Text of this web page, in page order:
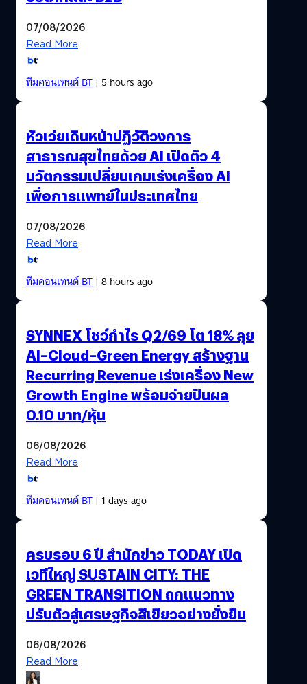
07/08/2026
Read More
ทีมคอนเทนต์ BT| 5 hours ago
หัวเว่ยเดินหน้าปฏิวัติวงการ
สาธารณสุขไทยด้วย AI เปิดตัว 4
นวัตกรรมเปลี่ยนเกมเร่งเครื่อง AI
เพื่อการแพทย์ในประเทศไทย
07/08/2026
Read More
ทีมคอนเทนต์ BT| 8 hours ago
SYNNEX โชว์กำไร Q2/69 โต 18% ลุย
AI–Cloud–Green Energy สร้างฐาน
Recurring Revenue เร่งเครื่อง New
Growth Engine พร้อมจ่ายปันผล
0.10 บาท/หุ้น
06/08/2026
Read More
ทีมคอนเทนต์ BT| 1 days ago
ครบรอบ 6 ปี สำนักข่าว TODAY เปิด
เวทีใหญ่ SUSTAIN CITY: THE
GREEN TRANSITION ถกแนวทาง
ปรับตัวสู่เศรษฐกิจสีเขียวอย่างยั่งยืน
06/08/2026
Read More